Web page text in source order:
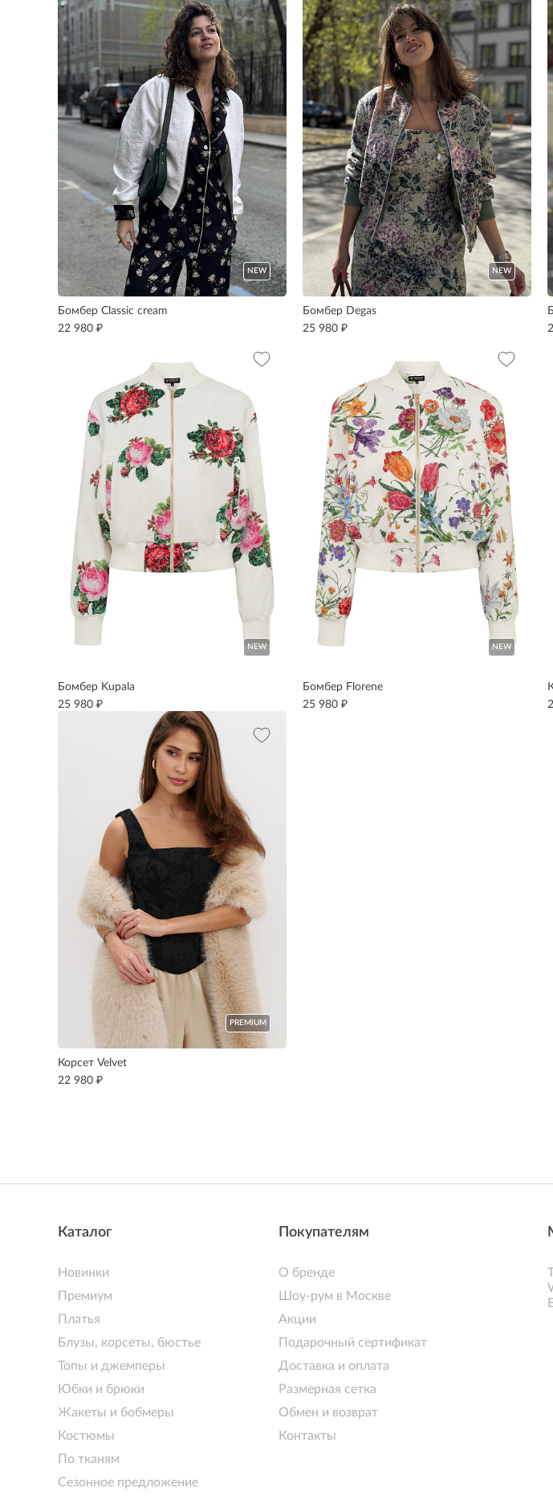
NEW
Бомбер Classic cream
22 980 ₽
NEW
Бомбер Degas
25 980 ₽
NEW
Бомбер Kupala
25 980 ₽
NEW
Бомбер Florene
25 980 ₽
PREMIUM
Корсет Velvet
22 980 ₽
Каталог
Новинки
Премиум
Платья
Блузы, корсеты, бюстье
Топы и джемперы
Юбки и брюки
Жакеты и бобмеры
Костюмы
По тканям
Сезонное предложение
Покупателям
О бренде
Шоу-рум в Москве
Акции
Подарочный сертификат
Доставка и оплата
Размерная сетка
Обмен и возврат
Контакты